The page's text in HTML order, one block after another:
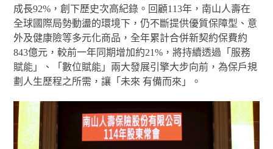
成長92%，創下歷史次高紀錄。回顧113年，南山人壽在
全球國際局勢動盪的環境下，仍不斷提供優質保障型、意
外及健康險等多元化商品，全年累計合併新契約保費約
843億元，較前一年同期增加約21%，將持續透過「服務
賦能」、「數位賦能」兩大發展引擎大步向前，為保戶規
劃人生歷程之所需，讓「未來 有備而來」。